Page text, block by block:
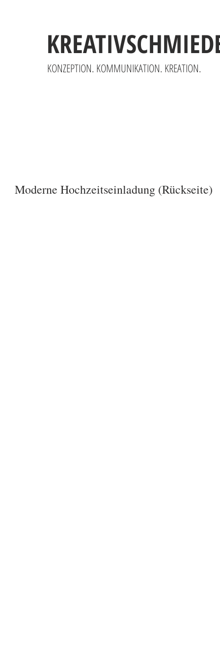
KONZEPTION. KOMMUNIKATION. KREATION.
Moderne Hochzeitseinladung (Rückseite)